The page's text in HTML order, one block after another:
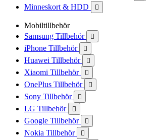
Minneskort & HDD 
Mobiltillbehör
Samsung Tillbehör

iPhone Tillbehör 
Huawei Tillbehör 
Xiaomi Tillbehör 
OnePlus Tillbehör 
Sony Tillbehör 
LG Tillbehör 
Google Tillbehör 
Nokia Tillbehör 